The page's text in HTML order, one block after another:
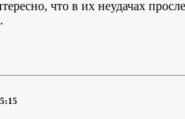
что в их неудачах